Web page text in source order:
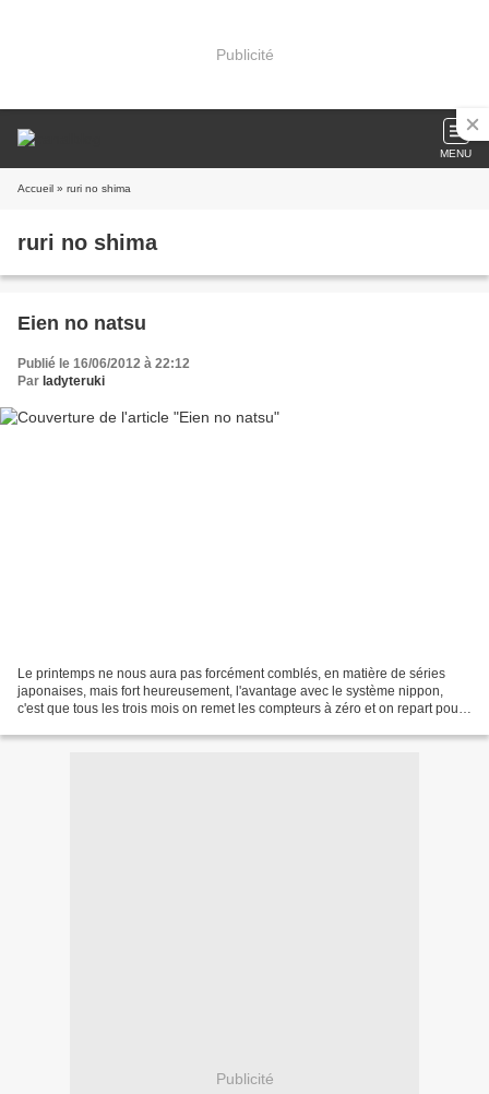
Publicité
MENU
Accueil » ruri no shima
ruri no shima
Eien no natsu
Publié le 16/06/2012 à 22:12
Par ladyteruki
Le printemps ne nous aura pas forcément comblés, en matière de séries
japonaises, mais fort heureusement, l'avantage avec le système nippon,
c'est que tous les trois mois on remet les compteurs à zéro et on repart pour
Publicité